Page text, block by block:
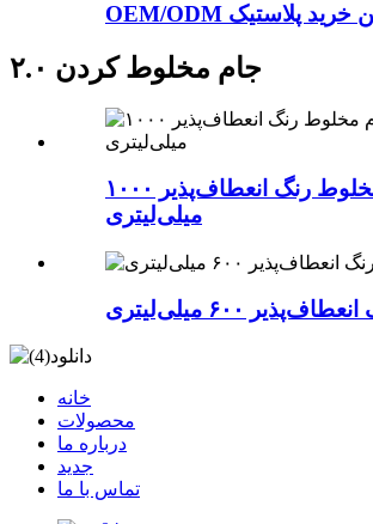
جام مخلوط کردن ۲.۰
جام مخلوط رنگ انعطاف‌پذیر ۱۰۰۰
میلی‌لیتری
۶۰۰ میلی‌لیتری
خانه
محصولات
درباره ما
جدید
تماس با ما